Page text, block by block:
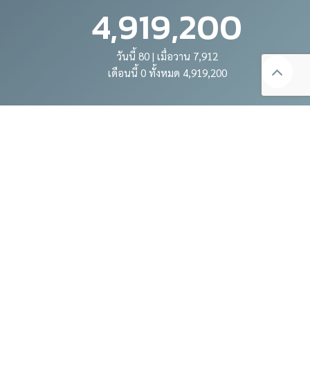
4,919,200
วันนี้ 80 | เมื่อวาน 7,912
เดือนนี้ 0 ทั้งหมด 4,919,200